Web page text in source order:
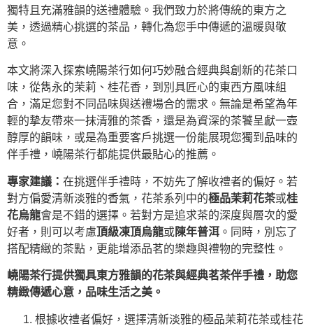
獨特且充滿雅韻的送禮體驗。我們致力於將傳統的東方之
美，透過精心挑選的茶品，轉化為您手中傳遞的溫暖與敬
意。
本文將深入探索嶢陽茶行如何巧妙融合經典與創新的花茶口
味，從雋永的茉莉、桂花香，到別具匠心的東西方風味組
合，滿足您對不同品味與送禮場合的需求。無論是希望為年
輕的摯友帶來一抹清雅的茶香，還是為資深的茶饕呈獻一壺
醇厚的韻味，或是為重要客戶挑選一份能展現您獨到品味的
伴手禮，嶢陽茶行都能提供最貼心的推薦。
專家建議： 在挑選伴手禮時，不妨先了解收禮者的偏好。若
對方偏愛清新淡雅的香氣，花茶系列中的極品茉莉花茶或桂
花烏龍會是不錯的選擇。若對方是追求茶的深度與層次的愛
好者，則可以考慮頂級凍頂烏龍或陳年普洱 。同時，別忘了
搭配精緻的茶點，更能增添品茗的樂趣與禮物的完整性。
嶢陽茶行提供獨具東方雅韻的花茶與經典茗茶伴手禮，助您
精緻傳遞心意，品味生活之美。
根據收禮者偏好，選擇清新淡雅的極品茉莉花茶或桂花